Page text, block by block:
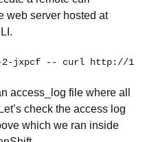
web server hosted at
access_log file where all
check the access log
which we ran inside